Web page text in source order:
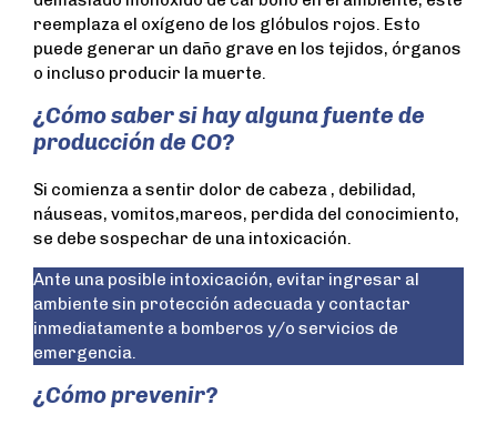
reemplaza el oxígeno de los glóbulos rojos. Esto
puede generar un daño grave en los tejidos, órganos
o incluso producir la muerte.
¿Cómo saber si hay alguna fuente de
producción de CO?
Si comienza a sentir dolor de cabeza , debilidad,
náuseas, vomitos,mareos, perdida del conocimiento,
se debe sospechar de una intoxicación.
Ante una posible intoxicación, evitar ingresar al
ambiente sin protección adecuada y contactar
inmediatamente a bomberos y/o servicios de
emergencia.
¿Cómo prevenir?